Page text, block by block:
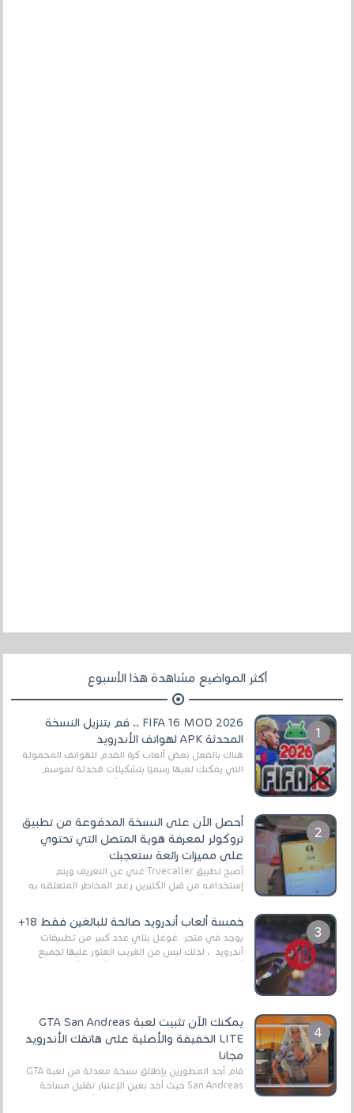
أكثر المواضيع مشاهدة هذا الأسبوع
FIFA 16 MOD 2026 .. قم بتنزيل النسخة
المحدثة APK لهواتف الأندرويد
هناك بالفعل بعض ألعاب كرة القدم للهواتف المحمولة
التي يمكنك لعبها رسميًا بتشكيلات مُحدثة لموسم
أحصل الآن على النسخة المدفوعة من تطبيق
تروكولر لمعرفة هوية المتصل التي تحتوي
على مميزات رائعة ستعجبك
أصبح تطبيق Truecaller غني عن التعريف ويتم
إستخدامه من قبل الكثيرين رغم المخاطر المتعلقه به
خمسة ألعاب أندرويد صالحة للبالغين فقط 18+
يوجد في متجر غوغل بلاي عدد كبير من تطبيقات
أندرويد ، لذلك ليس من الغريب العثور عليها لجميع
يمكنك الآن تثبيت لعبة GTA San Andreas
LITE الخفيفة والأصلية على هاتفك الأندرويد
مجانا
قام أحد المطورين بإطلاق نسخة معدلة من لعبة GTA
San Andreas حيث أخد بعين الإعتبار تقليل مساحة